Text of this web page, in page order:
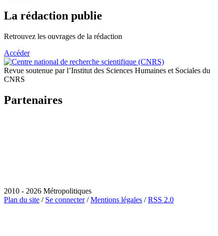
La rédaction publie
Retrouvez les ouvrages de la rédaction
Accéder
Revue soutenue par l’Institut des Sciences Humaines et Sociales du
CNRS
Partenaires
2010 - 2026 Métropolitiques
Plan du site / Se connecter/Mentions légales /RSS 2.0